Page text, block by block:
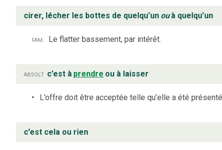
cirer, lécher les bottes de quelqu’un ou à quelqu’un
fam. Le flatter bassement, par intérêt.
absolt c’est à prendre ou à laisser
L’offre doit être acceptée telle qu’elle a été
c’est cela ou rien